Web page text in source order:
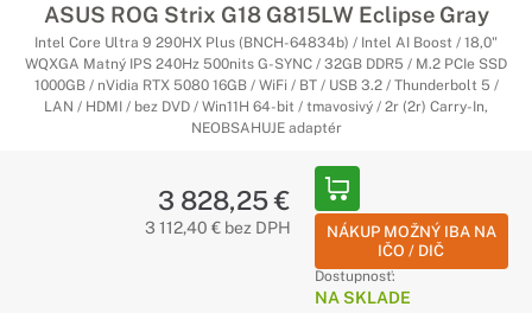
ASUS ROG Strix G18 G815LW Eclipse Gray
Intel Core Ultra 9 290HX Plus (BNCH-64834b) / Intel AI Boost / 18,0"
WQXGA Matný IPS 240Hz 500nits G-SYNC / 32GB DDR5 / M.2 PCIe SSD
1000GB / nVidia RTX 5080 16GB / WiFi / BT / USB 3.2 / Thunderbolt 5 /
LAN / HDMI / bez DVD / Win11H 64-bit / tmavosivý / 2r (2r) Carry-In,
NEOBSAHUJE adaptér
3 828,25 €
3 112,40 € bez DPH
NÁKUP MOŽNÝ IBA NA
IČO / DIČ
Dostupnosť:
NA SKLADE